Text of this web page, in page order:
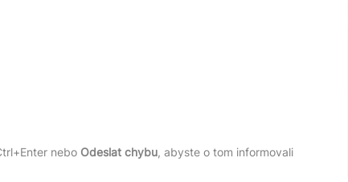
nebo Odeslat chybu, abyste o tom informovali